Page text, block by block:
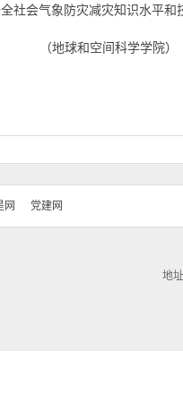
社会气象防灾减灾知识水平和
（地球和空间科学学院）
网 党建网
地